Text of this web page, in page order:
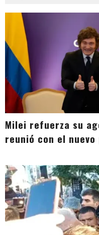
Milei refuerza su
reunió con el